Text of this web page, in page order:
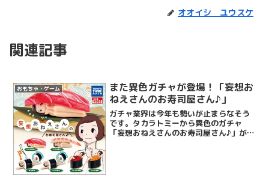
オオイシ ユウスケ
関連記事
おもちゃ・ゲーム
また異色ガチャが登場！「妄想お
ねえさんのお寿司屋さん♪」
ガチャ業界は今年も勢いが止まらなそう
です。タカラトミーから異色のガチャ
「妄想おねえさんのお寿司屋さん♪」が1